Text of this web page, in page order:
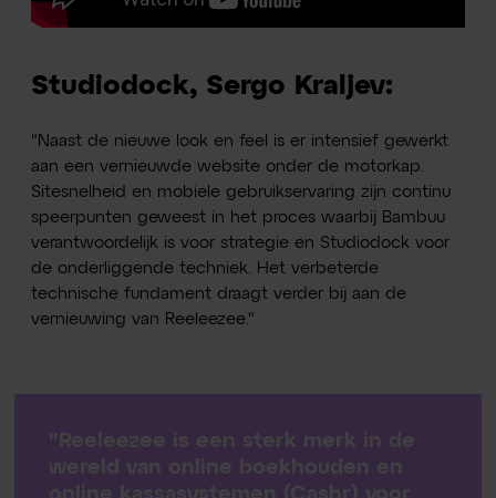
Studiodock, Sergo Kraljev:
"Naast de nieuwe look en feel is er intensief gewerkt
aan een vernieuwde website onder de motorkap.
Sitesnelheid en mobiele gebruikservaring zijn continu
speerpunten geweest in het proces waarbij Bambuu
verantwoordelijk is voor strategie en Studiodock voor
de onderliggende techniek. Het verbeterde
technische fundament draagt verder bij aan de
vernieuwing van Reeleezee."
"Reeleezee is een sterk merk in de
wereld van online boekhouden en
online kassasystemen (Cashr) voor